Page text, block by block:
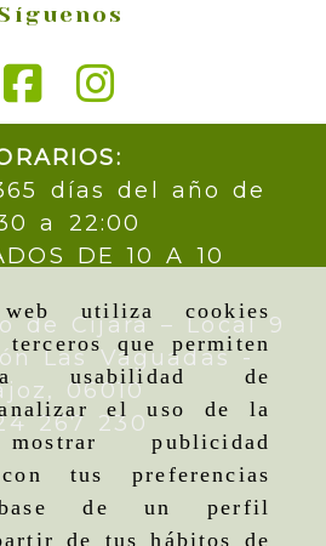
utiliza cookies
que permiten
usabilidad de
analizar el uso de la
publicidad
tus preferencias
de un perfil
de tus hábitos de
días del año de
a 22:00
DE 10 A 10
de Cijara – Local 9
Las Vaguadas -
06010
267 230